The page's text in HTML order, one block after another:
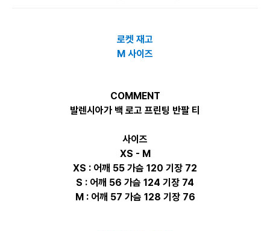
로켓 재고
M 사이즈
COMMENT
발렌시아가 백 로고 프린팅 반팔 티
사이즈
XS - M
XS : 어깨 55 가슴 120 기장 72
S : 어깨 56 가슴 124 기장 74
M : 어깨 57 가슴 128 기장 76